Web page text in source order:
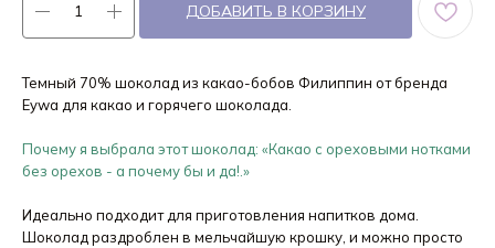
ДОБАВИТЬ В КОРЗИНУ
Темный 70% шоколад из какао-бобов Филиппин от бренда
Eywa для какао и горячего шоколада.
Почему я выбрала этот шоколад: «Какао с ореховыми нотками
без орехов - а почему бы и да!.»
Идеально подходит для приготовления напитков дома.
Шоколад раздроблен в мельчайшую крошку, и можно просто